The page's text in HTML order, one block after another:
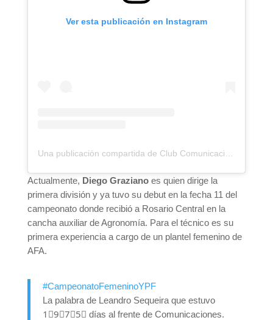
Ver esta publicación en Instagram
Actualmente, Diego Grazianoes quien dirige la
primera división y ya tuvo su debut en la fecha 11 del
campeonato donde recibió a Rosario Central en la
cancha auxiliar de Agronomía. Para el técnico es su
primera experiencia a cargo de un plantel femenino de
AFA.
#CampeonatoFemeninoYPF
La palabra de Leandro Sequeira que estuvo
1⃣9⃣7⃣5⃣ días al frente de Comunicaciones.